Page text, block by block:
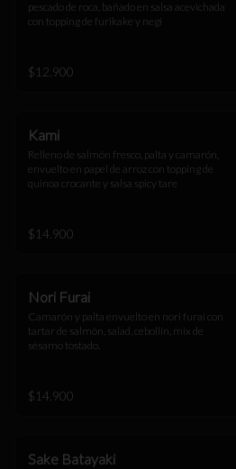
pescado de roca, bañado en salsa acevichada
con topping de furikake y negi
$12.900
Kami
Relleno de salmón fresco, palta y camarón,
envuelto en papel de arroz con topping de
quinoa crocante y salsa spicy tare
$14.900
Nori Furai
Camarón y palta envuelto en nori furai con
tartar de salmón, salad, cebollín, mix de
sésamo tostado.
$14.900
Sake Batayaki